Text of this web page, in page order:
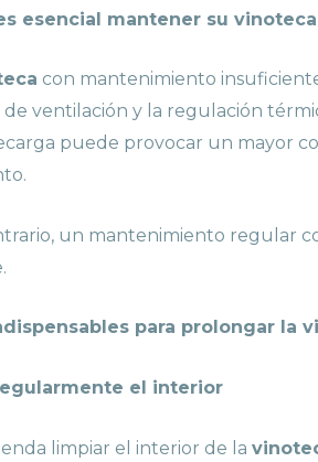
esencial mantener su vinoteca
con mantenimiento
de ventilación y la regulación
puede provocar un mayor
un mantenimiento regular
para prolongar la
el interior
limpiar el interior de la